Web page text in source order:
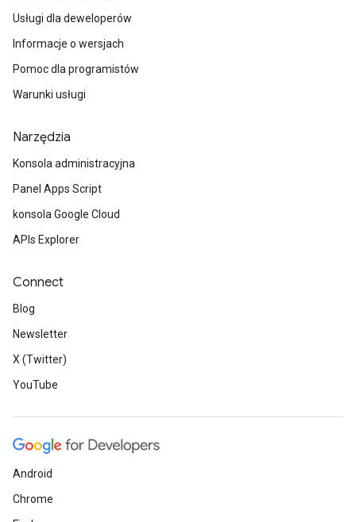
Usługi dla deweloperów
Informacje o wersjach
Pomoc dla programistów
Warunki usługi
Narzędzia
Konsola administracyjna
Panel Apps Script
konsola Google Cloud
APIs Explorer
Connect
Blog
Newsletter
X (Twitter)
YouTube
Android
Chrome